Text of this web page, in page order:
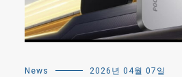
News 2026년 04월 07일